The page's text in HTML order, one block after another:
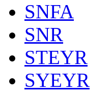
SNFA
SNR
STEYR
SYEYR